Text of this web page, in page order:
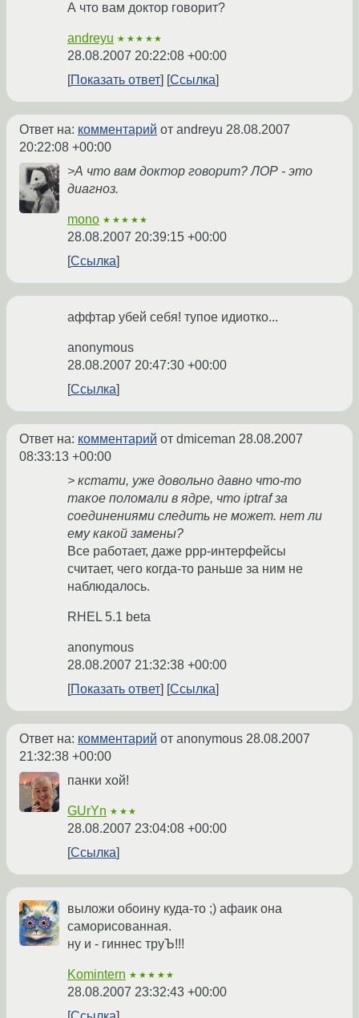
А что вам доктор говорит?
andreyu ★★★★★
28.08.2007 20:22:08 +00:00
Показать ответ
Ссылка
Ответ на: комментарий от andreyu 28.08.2007
20:22:08 +00:00
>А что вам доктор говорит? ЛОР - это
диагноз.
mono ★★★★★
28.08.2007 20:39:15 +00:00
Ссылка
аффтар убей себя! тупое идиотко...
anonymous
28.08.2007 20:47:30 +00:00
Ссылка
Ответ на: комментарий от dmiceman 28.08.2007
08:33:13 +00:00
> кстати, уже довольно давно что-то
такое поломали в ядре, что iptraf за
соединениями следить не может. нет ли
ему какой замены?
Все работает, даже ppp-интерфейсы
считает, чего когда-то раньше за ним не
наблюдалось.
RHEL 5.1 beta
anonymous
28.08.2007 21:32:38 +00:00
Показать ответ
Ссылка
Ответ на: комментарий от anonymous 28.08.2007
21:32:38 +00:00
панки хой!
GUrYn ★★★
28.08.2007 23:04:08 +00:00
Ссылка
выложи обоину куда-то ;) афаик она
саморисованная.
ну и - гиннес труЪ!!!
Komintern ★★★★★
28.08.2007 23:32:43 +00:00